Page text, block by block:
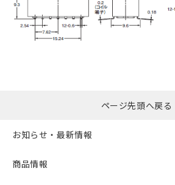
ページ先頭へ戻る
お知らせ・最新情報
商品情報